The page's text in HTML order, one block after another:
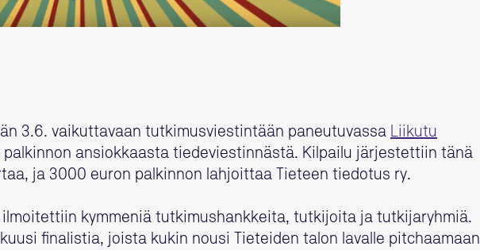
3.6. vaikuttavaan tutkimusviestintään paneutuvassa Liikutu
ansiokkaasta tiedeviestinnästä. Kilpailu järjestettiin tänä
ja 3000 euron palkinnon lahjoittaa Tieteen tiedotus ry.
kymmeniä tutkimushankkeita, tutkijoita ja tutkijaryhmiä.
finalistia, joista kukin nousi Tieteiden talon lavalle pitchaamaan